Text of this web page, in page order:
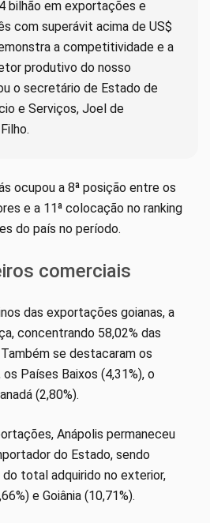
bilhão em exportações e
com superávit acima de US$
a competitividade e a
produtivo do nosso
o secretário de Estado de
e Serviços, Joel de
ocupou a 8ª posição entre os
e a 11ª colocação no ranking
do país no período.
comerciais
das exportações goianas, a
concentrando 58,02% das
se destacaram os
os Países Baixos (4,31%), o
(2,80%).
Anápolis permaneceu
do Estado, sendo
total adquirido no exterior,
e Goiânia (10,71%).